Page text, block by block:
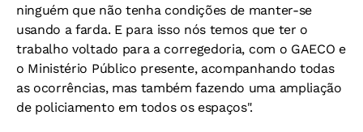
ninguém que não tenha condições de manter-se
usando a farda. E para isso nós temos que ter o
trabalho voltado para a corregedoria, com o GAECO e
o Ministério Público presente, acompanhando todas
as ocorrências, mas também fazendo uma ampliação
de policiamento em todos os espaços".